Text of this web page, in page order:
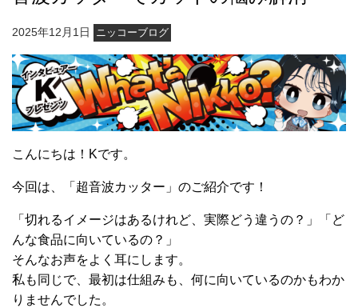
2025年12月1日 ニッコーブログ
こんにちは！Kです。
今回は、「超音波カッター」のご紹介です！
「切れるイメージはあるけれど、実際どう違うの？」「ど
んな食品に向いているの？」
そんなお声をよく耳にします。
私も同じで、最初は仕組みも、何に向いているのかもわか
りませんでした。